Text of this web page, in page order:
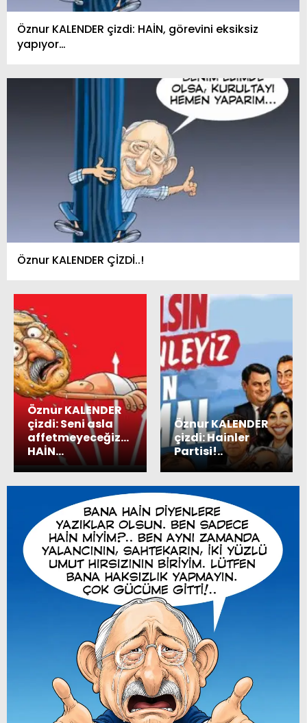
Öznur KALENDER çizdi: HAİN, görevini eksiksiz
yapıyor…
Öznur KALENDER ÇİZDİ..!
Öznur KALENDER
çizdi: Seni asla
affetmeyeceğiz…
HAİN…
Öznur KALENDER
çizdi: Hainler
Partisi!..